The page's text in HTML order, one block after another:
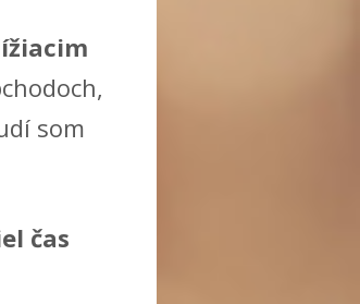
som
čas